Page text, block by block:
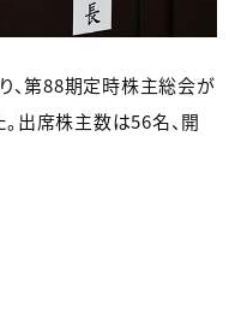
、第88期定時株主総会が
出席株主数は56名、開